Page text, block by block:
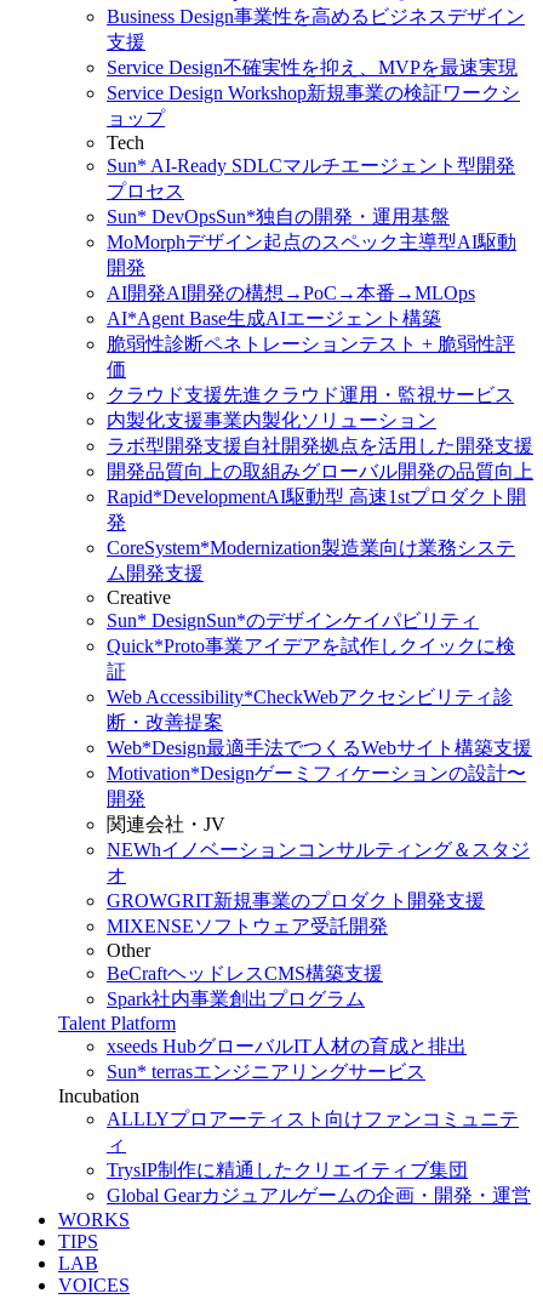
Business Design事業性を高めるビジネスデザイン
支援
Service Design不確実性を抑え、MVPを最速実現
Service Design Workshop新規事業の検証ワークシ
ョップ
Tech
Sun* AI-Ready SDLCマルチエージェント型開発
プロセス
Sun* DevOpsSun*独自の開発・運用基盤
MoMorphデザイン起点のスペック主導型AI駆動
開発
AI開発AI開発の構想→PoC→本番→MLOps
AI*Agent Base生成AIエージェント構築
脆弱性診断ペネトレーションテスト + 脆弱性評
価
クラウド支援先進クラウド運用・監視サービス
内製化支援事業内製化ソリューション
ラボ型開発支援自社開発拠点を活用した開発支援
開発品質向上の取組みグローバル開発の品質向上
Rapid*DevelopmentAI駆動型 高速1stプロダクト開
発
CoreSystem*Modernization製造業向け業務システ
ム開発支援
Creative
Sun* DesignSun*のデザインケイパビリティ
Quick*Proto事業アイデアを試作しクイックに検
証
Web Accessibility*CheckWebアクセシビリティ診
断・改善提案
Web*Design最適手法でつくるWebサイト構築支援
Motivation*Designゲーミフィケーションの設計〜
開発
関連会社・JV
NEWhイノベーションコンサルティング＆スタジ
オ
GROWGRIT新規事業のプロダクト開発支援
MIXENSEソフトウェア受託開発
Other
BeCraftヘッドレスCMS構築支援
Spark社内事業創出プログラム
Talent Platform
xseeds HubグローバルIT人材の育成と排出
Sun* terrasエンジニアリングサービス
Incubation
ALLLYプロアーティスト向けファンコミュニテ
ィ
TrysIP制作に精通したクリエイティブ集団
Global Gearカジュアルゲームの企画・開発・運営
WORKS
TIPS
LAB
VOICES